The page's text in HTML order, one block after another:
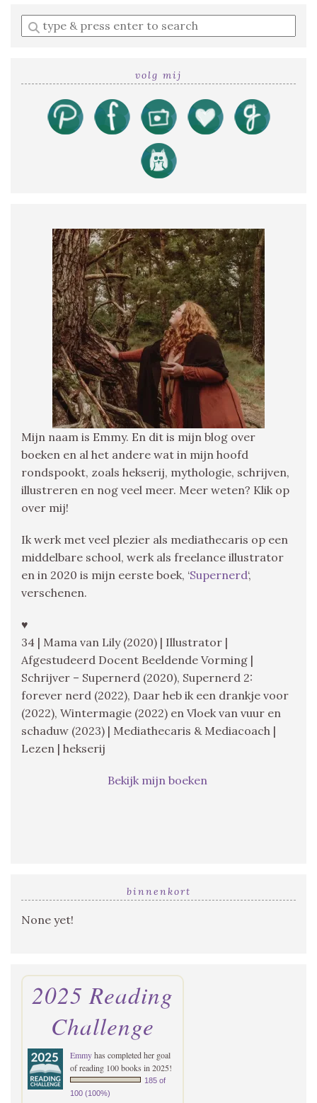
Enter
a
volg mij
Mijn naam is Emmy. En dit is mijn blog over
boeken en al het andere wat in mijn hoofd
rondspookt, zoals hekserij, mythologie, schrijven,
illustreren en nog veel meer. Meer weten? Klik op
over mij!
Ik werk met veel plezier als mediathecaris op een
middelbare school, werk als freelance illustrator
en in 2020 is mijn eerste boek, ‘Supernerd‘,
verschenen.
♥
34 | Mama van Lily (2020) | Illustrator |
Afgestudeerd Docent Beeldende Vorming |
Schrijver – Supernerd (2020), Supernerd 2:
forever nerd (2022), Daar heb ik een drankje voor
(2022), Wintermagie (2022) en Vloek van vuur en
schaduw (2023) | Mediathecaris & Mediacoach |
Lezen | hekserij
Bekijk mijn boeken
binnenkort
None yet!
2025 Reading
Challenge
Emmyhas completed her goal
of reading 100 books in 2025!
185 of
100 (100%)